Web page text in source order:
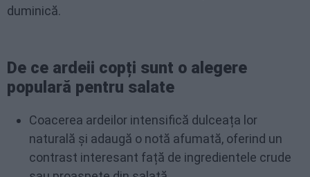
duminică.
De ce ardeii copți sunt o alegere
populară pentru salate
Coacerea ardeilor intensifică dulceața lor
naturală și adaugă o notă afumată, oferind un
contrast interesant față de ingredientele crude